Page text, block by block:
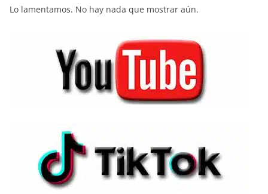
Lo lamentamos. No hay nada que mostrar aún.